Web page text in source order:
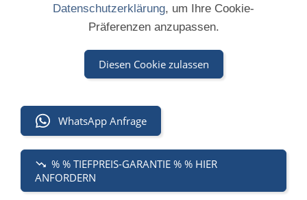
Datenschutzerklärung, um Ihre Cookie-
Präferenzen anzupassen.
Diesen Cookie zulassen
WhatsApp Anfrage
% % TIEFPREIS-GARANTIE % % HIER
ANFORDERN